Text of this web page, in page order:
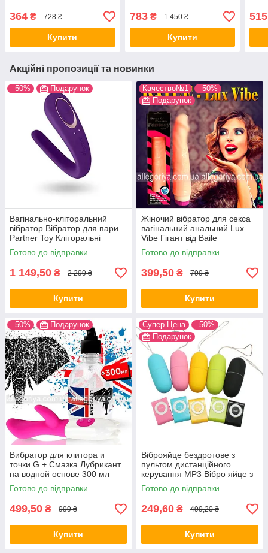
364 ₴ 728 ₴
Купити
783₴ 1 450 ₴
Купити
Акційні пропозиції та новинки
–50% Подарунок
Вагінально-кліторальний
вібратор Вібратор для пари
Partner Toy Кліторальні
вібратори
Готово до відправки
1 149,50 ₴ 2 299 ₴
Купити
Качество№1
–50%
Подарунок
Жіночий вібратор для секса
вагінальний анальний Lux
Vibe Гігант від Baile
Готово до відправки
399,50 ₴ 799 ₴
Купити
–50% Подарунок
Вибратор для клитора и
точки G + Смазка Лубрикант
на водной основе 300 мл
Вібратор для клітора
Готово до відправки
499,50 ₴ 999 ₴
Купити
Супер Цена
–50%
Подарунок
Віброяйце бездротове з
пультом дистанційного
керування MP3 Вібро яйце з
20 режимами вібрації
Готово до відправки
249,60 ₴ 499,20 ₴
Купити